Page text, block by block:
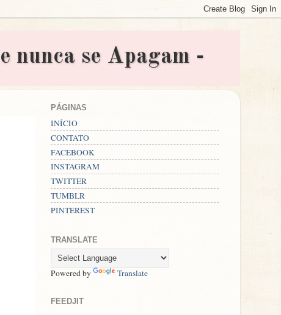
nunca se Apagam -
PÁGINAS
INÍCIO
CONTATO
FACEBOOK
INSTAGRAM
TWITTER
TUMBLR
PINTEREST
TRANSLATE
Powered by Translate
FEEDJIT